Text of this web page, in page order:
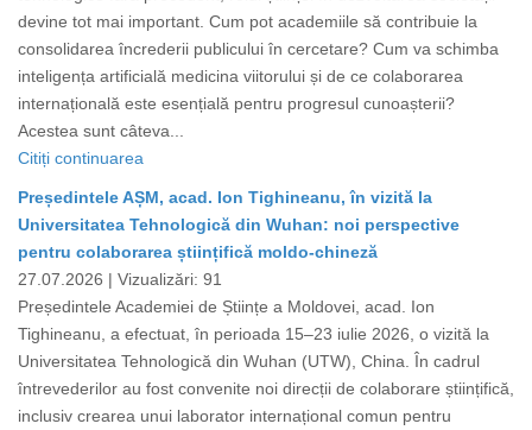
devine tot mai important. Cum pot academiile să contribuie la
consolidarea încrederii publicului în cercetare? Cum va schimba
inteligența artificială medicina viitorului și de ce colaborarea
internațională este esențială pentru progresul cunoașterii?
Acestea sunt câteva...
Citiți continuarea
Președintele AȘM, acad. Ion Tighineanu, în vizită la
Universitatea Tehnologică din Wuhan: noi perspective
pentru colaborarea științifică moldo-chineză
27.07.2026 | Vizualizări: 91
Președintele Academiei de Științe a Moldovei, acad. Ion
Tighineanu, a efectuat, în perioada 15–23 iulie 2026, o vizită la
Universitatea Tehnologică din Wuhan (UTW), China. În cadrul
întrevederilor au fost convenite noi direcții de colaborare științifică,
inclusiv crearea unui laborator internațional comun pentru